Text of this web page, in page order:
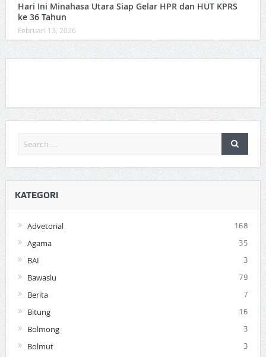
Hari Ini Minahasa Utara Siap Gelar HPR dan HUT KPRS
ke 36 Tahun ‎
Februari 13, 2026
KATEGORI
Advetorial 168
Agama 35
BAI 3
Bawaslu 79
Berita 7
Bitung 16
Bolmong 3
Bolmut 3